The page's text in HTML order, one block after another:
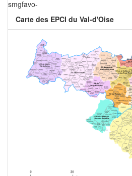
smgfavo-
Carte des EPCI du Val-d'Oise